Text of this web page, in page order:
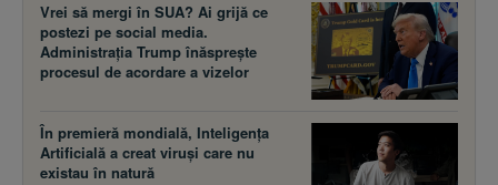
Vrei să mergi în SUA? Ai grijă ce
postezi pe social media.
Administrația Trump înăsprește
procesul de acordare a vizelor
În premieră mondială, Inteligența
Artificială a creat viruși care nu
existau în natură